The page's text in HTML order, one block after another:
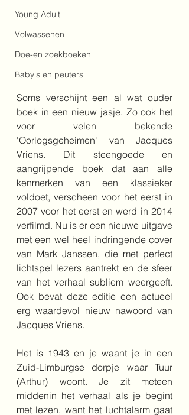
Young Adult
Volwassenen
Doe-en zoekboeken
Baby's en peuters
Soms verschijnt een al wat ouder
boek in een nieuw jasje. Zo ook het
voor velen bekende
'Oorlogsgeheimen' van Jacques
Vriens. Dit steengoede en
aangrijpende boek dat aan alle
kenmerken van een klassieker
voldoet, verscheen voor het eerst in
2007 voor het eerst en werd in 2014
verfilmd. Nu is er een nieuwe uitgave
met een wel heel indringende cover
van Mark Janssen, die met perfect
lichtspel lezers aantrekt en de sfeer
van het verhaal subliem weergeeft.
Ook bevat deze editie een actueel
erg waardevol nieuw nawoord van
Jacques Vriens.
Het is 1943 en je waant je in een
Zuid-Limburgse dorpje waar Tuur
(Arthur) woont. Je zit meteen
middenin het verhaal als je begint
met lezen, want het luchtalarm gaat